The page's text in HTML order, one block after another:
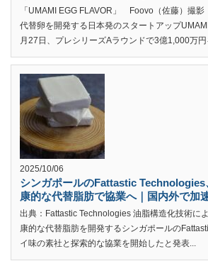
「UMAMI EGG FLAVOR」 Foovo（佐藤）撮
代替卵を開発する日本発のスタートアップ
月27日、プレシリーズAラウンドで3億1,000万円
2025/10/06
シンガポールのFattastic Technologies
康的な代替脂肪で協業へ｜国内外で加
出典：Fattastic Technologies 油脂構造化技術に
康的な代替脂肪を開発するシンガポールの
イ味の素社と探索的な協業を開始したと発表...